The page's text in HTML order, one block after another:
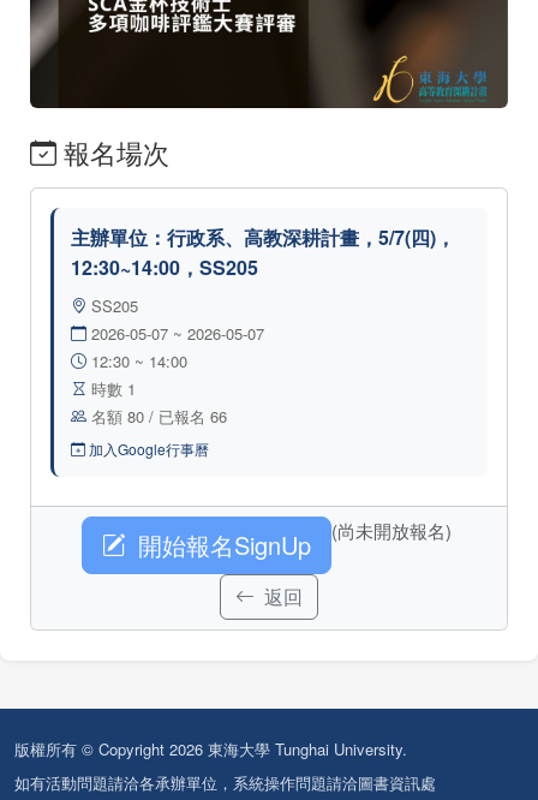
報名場次
主辦單位：行政系、高教深耕計畫，5/7(四)，
12:30~14:00，SS205
SS205
2026-05-07 ~ 2026-05-07
12:30 ~ 14:00
時數 1
名額 80 / 已報名 66
加入Google行事曆
開始報名SignUp (尚未開放報名)
返回
版權所有 © Copyright 2026 東海大學 Tunghai University.
如有活動問題請洽各承辦單位，系統操作問題請洽圖書資訊處